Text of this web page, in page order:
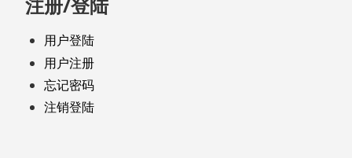
用户登陆
用户注册
忘记密码
注销登陆